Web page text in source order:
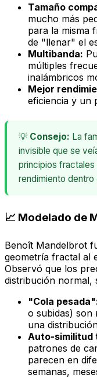
Tamaño
mucho más
para la misma
de "llenar" el
Multibanda:
múltiples
inalámbricos
Mejor
eficiencia y un
💡 Consejo: La
invisible que se
principios fractales
rendimiento dentro
📈 Modelado de
Benoît Mandelbrot
geometría fractal al
Observó que los
distribución normal,
"Cola
o subidas) son
una
Auto-similitud
patrones de
parecen en
semanas,